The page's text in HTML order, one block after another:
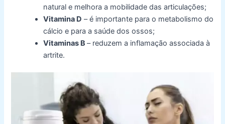
natural e melhora a mobilidade das articulações;
Vitamina D – é importante para o metabolismo do
cálcio e para a saúde dos ossos;
Vitaminas B– reduzem a inflamação associada à
artrite.